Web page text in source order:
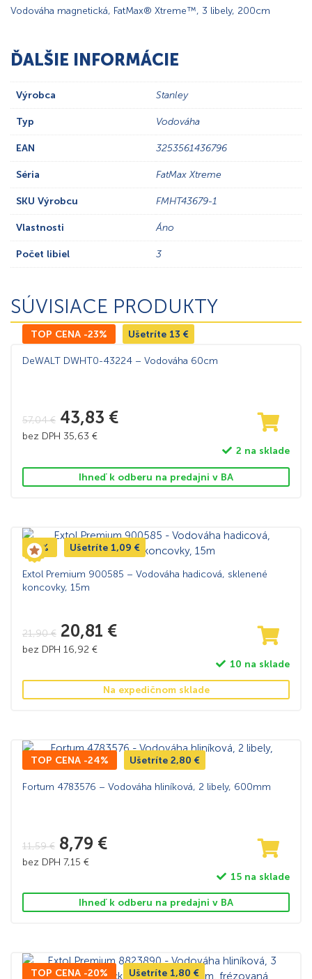
Vodováha magnetická, FatMax® Xtreme™, 3 libely, 200cm
ĎALŠIE INFORMÁCIE
Výrobca Stanley
Typ Vodováha
EAN 3253561436796
Séria FatMax Xtreme
SKU Výrobcu FMHT43679-1
Vlastnosti Áno
Počet libiel 3
SÚVISIACE PRODUKTY
TOP CENA -23% Ušetríte 13 €
DeWALT DWHT0-43224 – Vodováha 60cm
57,04€ 43,83 €
bez DPH 35,63 €
2 na sklade
Ihneď k odberu na predajni v BA
-5% Ušetríte 1,09 €
Extol Premium 900585 – Vodováha hadicová, sklenené
koncovky, 15m
21,90€ 20,81 €
bez DPH 16,92 €
10 na sklade
Na expedičnom sklade
TOP CENA -24% Ušetríte 2,80 €
Fortum 4783576 – Vodováha hliníková, 2 libely, 600mm
11,59€ 8,79 €
bez DPH 7,15 €
15 na sklade
Ihneď k odberu na predajni v BA
TOP CENA -20% Ušetríte 1,80 €